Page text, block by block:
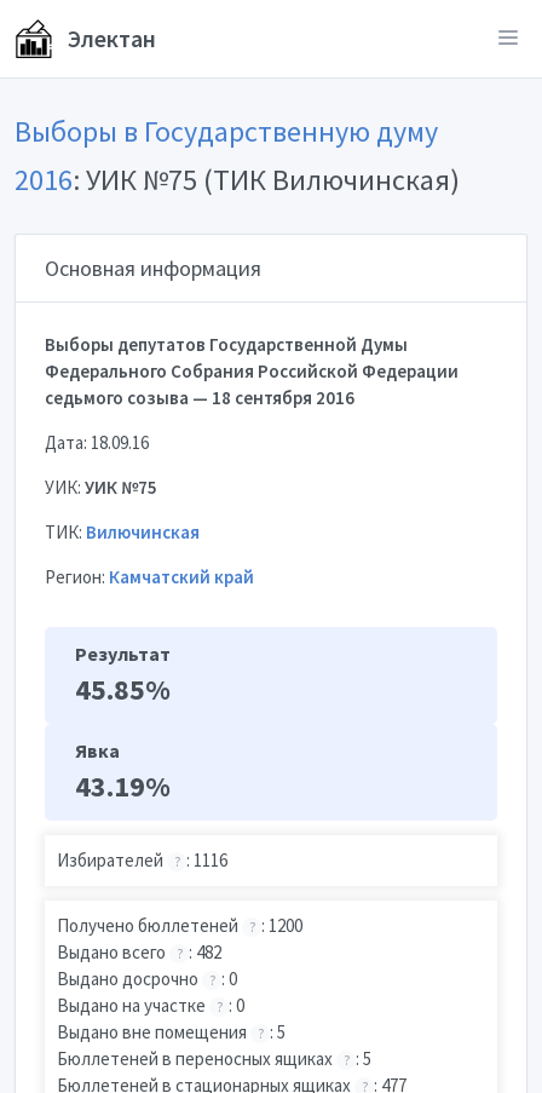
Электан
Выборы в Государственную думу
2016: УИК №75 (ТИК Вилючинская)
Основная информация
Выборы депутатов Государственной Думы
Федерального Собрания Российской Федерации
седьмого созыва — 18 сентября 2016
Дата: 18.09.16
УИК: УИК №75
ТИК: Вилючинская
Регион: Камчатский край
Результат
45.85%
Явка
43.19%
Избирателей ? : 1116
Получено бюллетеней ? : 1200
Выдано всего
? : 482
Выдано досрочно
? : 0
Выдано на участке
? : 0
Выдано вне помещения
? : 5
Бюллетеней в переносных ящиках
? : 5
Бюллетеней в стационарных ящиках
? : 477